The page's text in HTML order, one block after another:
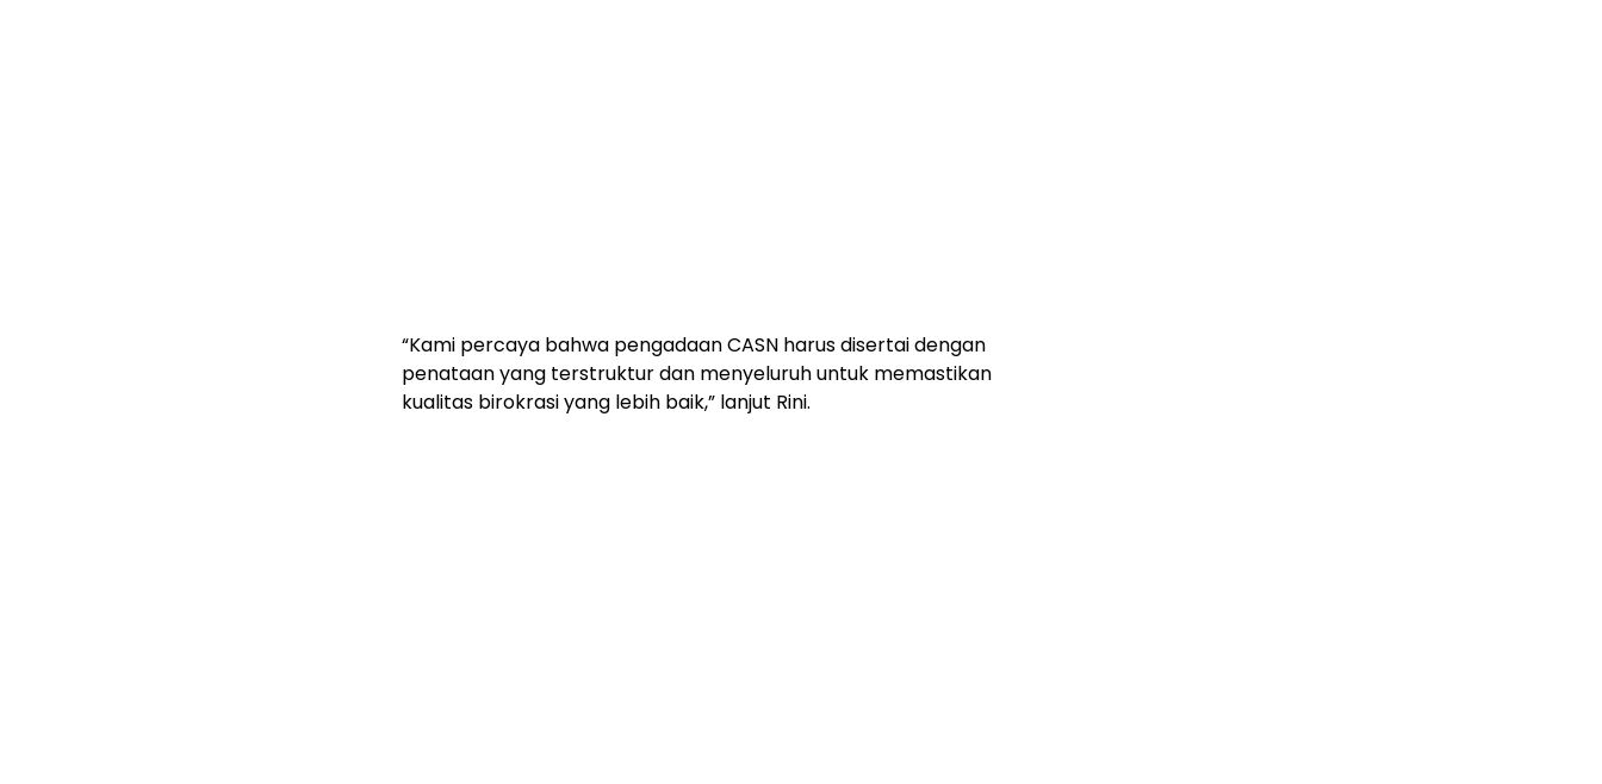
“Kami percaya bahwa pengadaan CASN harus disertai dengan
penataan yang terstruktur dan menyeluruh untuk memastikan
kualitas birokrasi yang lebih baik,” lanjut Rini.